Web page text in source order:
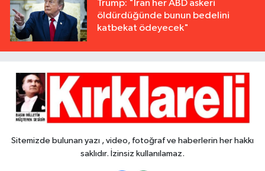
Trump: "İran her ABD askeri
öldürdüğünde bunun bedelini
katbekat ödeyecek"
Sitemizde bulunan yazı , video, fotoğraf ve haberlerin her hakkı
saklıdır. İzinsiz kullanılamaz.